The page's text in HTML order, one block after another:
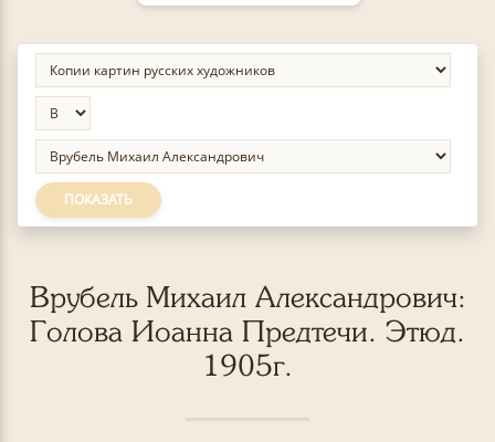
ПОКАЗАТЬ
Врубель Михаил Александрович:
Голова Иоанна Предтечи. Этюд.
1905г.